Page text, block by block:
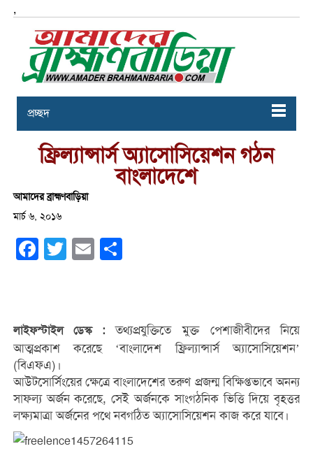
,
প্রচ্ছদ
ফ্রিল্যান্সার্স অ্যাসোসিয়েশন গঠন
বাংলাদেশে
আমাদের ব্রাহ্মণবাড়িয়া
মার্চ ৬, ২০১৬
Facebook
Twitter Email
লাইফস্টাইল ডেস্ক :তথ্যপ্রযুক্তিতে মুক্ত পেশাজীবীদের নিয়ে
আত্মপ্রকাশ করেছে ‘বাংলাদেশ ফ্রিল্যান্সার্স অ্যাসোসিয়েশন’
(বিএফএ)।
আউটসোর্সিংয়ের ক্ষেত্রে বাংলাদেশের তরুণ প্রজন্ম বিক্ষিপ্তভাবে অনন্য
সাফল্য অর্জন করেছে, সেই অর্জনকে সাংগঠনিক ভিত্তি দিয়ে বৃহত্তর
লক্ষ্যমাত্রা অর্জনের পথে নবগঠিত অ্যাসোসিয়েশন কাজ করে যাবে।